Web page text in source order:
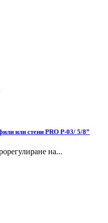
или стени PRO P-03/ 5/8”
на...